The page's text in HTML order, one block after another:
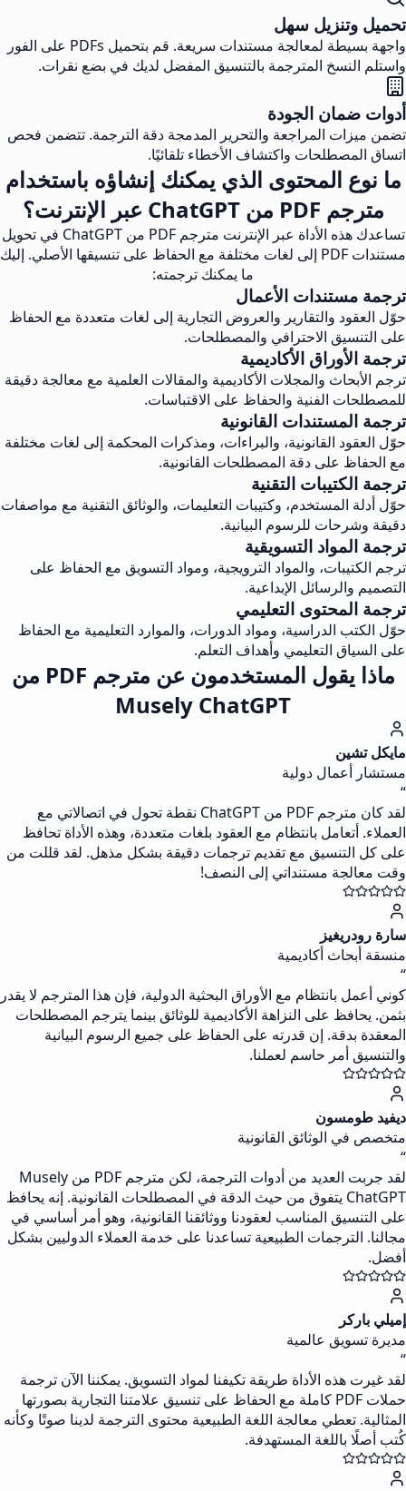
تحميل وتنزيل سهل
واجهة بسيطة لمعالجة مستندات سريعة. قم بتحميل PDFs على الفور
واستلم النسخ المترجمة بالتنسيق المفضل لديك في بضع نقرات.
أدوات ضمان الجودة
تضمن ميزات المراجعة والتحرير المدمجة دقة الترجمة. تتضمن فحص
اتساق المصطلحات واكتشاف الأخطاء تلقائيًا.
ما نوع المحتوى الذي يمكنك إنشاؤه باستخدام
مترجم PDF من ChatGPT عبر الإنترنت؟
تساعدك هذه الأداة عبر الإنترنت مترجم PDF من ChatGPT في تحويل
مستندات PDF إلى لغات مختلفة مع الحفاظ على تنسيقها الأصلي. إليك
ما يمكنك ترجمته:
ترجمة مستندات الأعمال
حوّل العقود والتقارير والعروض التجارية إلى لغات متعددة مع الحفاظ
على التنسيق الاحترافي والمصطلحات.
ترجمة الأوراق الأكاديمية
ترجم الأبحاث والمجلات الأكاديمية والمقالات العلمية مع معالجة دقيقة
للمصطلحات الفنية والحفاظ على الاقتباسات.
ترجمة المستندات القانونية
حوّل العقود القانونية، والبراءات، ومذكرات المحكمة إلى لغات مختلفة
مع الحفاظ على دقة المصطلحات القانونية.
ترجمة الكتيبات التقنية
حوّل أدلة المستخدم، وكتيبات التعليمات، والوثائق التقنية مع مواصفات
دقيقة وشرحات للرسوم البيانية.
ترجمة المواد التسويقية
ترجم الكتيبات، والمواد الترويجية، ومواد التسويق مع الحفاظ على
التصميم والرسائل الإبداعية.
ترجمة المحتوى التعليمي
حوّل الكتب الدراسية، ومواد الدورات، والموارد التعليمية مع الحفاظ
على السياق التعليمي وأهداف التعلم.
ماذا يقول المستخدمون عن مترجم PDF من
Musely ChatGPT
مايكل تشين
مستشار أعمال دولية
“
لقد كان مترجم PDF من ChatGPT نقطة تحول في اتصالاتي مع
العملاء. أتعامل بانتظام مع العقود بلغات متعددة، وهذه الأداة تحافظ
على كل التنسيق مع تقديم ترجمات دقيقة بشكل مذهل. لقد قللت من
وقت معالجة مستنداتي إلى النصف!
سارة رودريغيز
منسقة أبحاث أكاديمية
“
كوني أعمل بانتظام مع الأوراق البحثية الدولية، فإن هذا المترجم لا يقدر
بثمن. يحافظ على النزاهة الأكاديمية للوثائق بينما يترجم المصطلحات
المعقدة بدقة. إن قدرته على الحفاظ على جميع الرسوم البيانية
والتنسيق أمر حاسم لعملنا.
ديفيد طومسون
متخصص في الوثائق القانونية
“
لقد جربت العديد من أدوات الترجمة، لكن مترجم PDF من Musely
ChatGPT يتفوق من حيث الدقة في المصطلحات القانونية. إنه يحافظ
على التنسيق المناسب لعقودنا ووثائقنا القانونية، وهو أمر أساسي في
مجالنا. الترجمات الطبيعية تساعدنا على خدمة العملاء الدوليين بشكل
أفضل.
إميلي باركر
مديرة تسويق عالمية
“
لقد غيرت هذه الأداة طريقة تكيفنا لمواد التسويق. يمكننا الآن ترجمة
حملات PDF كاملة مع الحفاظ على تنسيق علامتنا التجارية بصورتها
المثالية. تعطي معالجة اللغة الطبيعية محتوى الترجمة لدينا صوتًا وكأنه
كُتب أصلًا باللغة المستهدفة.